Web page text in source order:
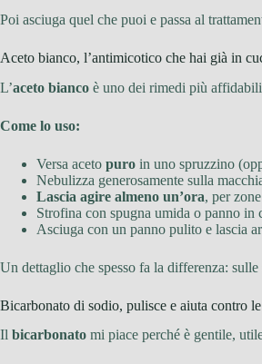
Poi asciuga quel che puoi e passa al
Aceto bianco, l’antimicotico che hai già in
L’aceto bianco è uno dei rimedi più affidabili
Come lo uso:
Versa aceto puro in uno spruzzino
Nebulizza generosamente sulla
Lascia agire almeno un’ora, per
Strofina con spugna umida o panno in
Asciuga con un panno pulito e lascia
Un dettaglio che spesso fa la differenza:
Bicarbonato di sodio, pulisce e aiuta contro
Il bicarbonato mi piace perché è gentile,